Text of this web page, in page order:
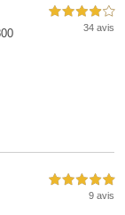
4,0 étoiles sur 5
34 avis
5,0 étoiles sur 5
9 avis